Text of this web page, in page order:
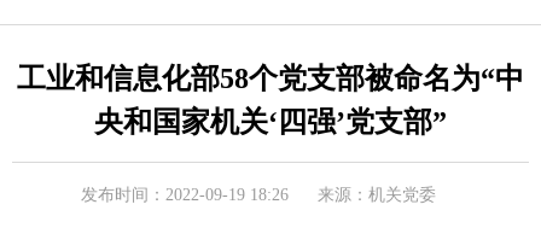
工业和信息化部58个党支部被命名为“中
央和国家机关‘四强’党支部”
发布时间：2022-09-19 18:26 来源：机关党委